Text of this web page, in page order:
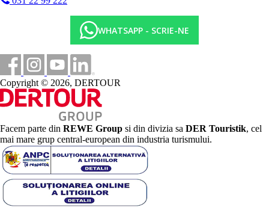
WHATSAPP - SCRIE-NE
Copyright © 2026, DERTOUR
Facem parte din REWE Group si din divizia sa DER Touristik, cel
mai mare grup central-european din industria turismului.